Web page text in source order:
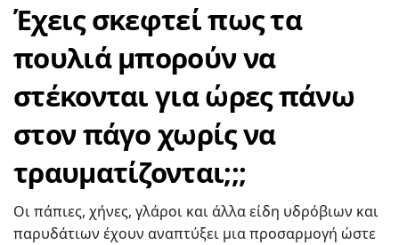
Έχεις σκεφτεί πως τα
πουλιά μπορούν να
στέκονται για ώρες πάνω
στον πάγο χωρίς να
τραυματίζονται;;;
Οι πάπιες, χήνες, γλάροι και άλλα είδη υδρόβιων και
παρυδάτιων έχουν αναπτύξει μια προσαρμογή ώστε